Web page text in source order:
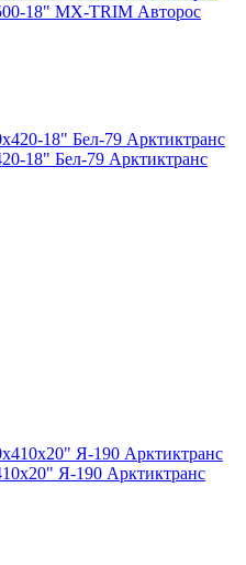
18" MХ-TRIM Авторос
18" Бел-79 Арктиктранс
Я-190 Арктиктранс